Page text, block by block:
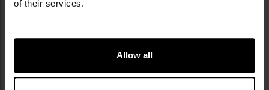
of their services.
Allow all
Рекомендована ціна
ПОВІДОМИТИ ПРО
ПОВІДОМИТИ ПРО